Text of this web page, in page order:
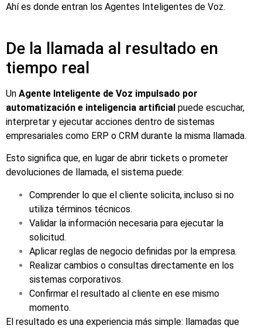
Ahí es donde entran los Agentes Inteligentes de Voz.
De la llamada al resultado en
tiempo real
Un Agente Inteligente de Voz impulsado por
automatización e inteligencia artificial puede escuchar,
interpretar y ejecutar acciones dentro de sistemas
empresariales como ERP o CRM durante la misma llamada.
Esto significa que, en lugar de abrir tickets o prometer
devoluciones de llamada, el sistema puede:
Comprender lo que el cliente solicita, incluso si no
utiliza términos técnicos.
Validar la información necesaria para ejecutar la
solicitud.
Aplicar reglas de negocio definidas por la empresa.
Realizar cambios o consultas directamente en los
sistemas corporativos.
Confirmar el resultado al cliente en ese mismo
momento.
El resultado es una experiencia más simple: llamadas que